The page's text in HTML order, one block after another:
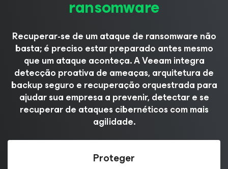
ransomware
Recuperar-se de um ataque de ransomware não
basta; é preciso estar preparado antes mesmo
que um ataque aconteça. A Veeam integra
detecção proativa de ameaças, arquitetura de
backup seguro e recuperação orquestrada para
ajudar sua empresa a prevenir, detectar e se
recuperar de ataques cibernéticos com mais
agilidade.
Proteger